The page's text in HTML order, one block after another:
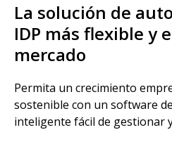
La solución de
IDP más flexible y
mercado
Permita un crecimiento
sostenible con un software
inteligente fácil de gestionar